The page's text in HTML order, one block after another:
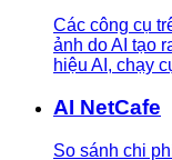
Các công cụ
ảnh do AI tạo
hiệu AI, chạy
AI NetCafe
So sánh chi